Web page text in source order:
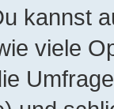
kannst
viele